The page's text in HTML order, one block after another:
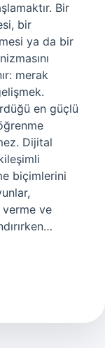
Bir
bir
ya da bir
merak
en güçlü
Dijital
biçimlerini
ve